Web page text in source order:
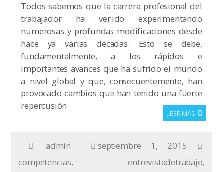
Todos sabemos que la carrera profesional del
trabajador ha venido experimentando
numerosas y profundas modificaciones desde
hace ya varias décadas. Esto se debe,
fundamentalmente, a los rápidos e
importantes avances que ha sufrido el mundo
a nivel global y que, consecuentemente, han
provocado cambios que han tenido una fuerte
repercusión
LEER MÁS
admin
septiembre 1, 2015
competencias,entrevistadetrabajo,